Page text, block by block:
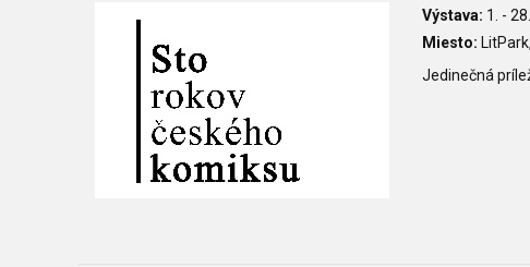
Výstava: 1. -
Miesto:
Jedinečná